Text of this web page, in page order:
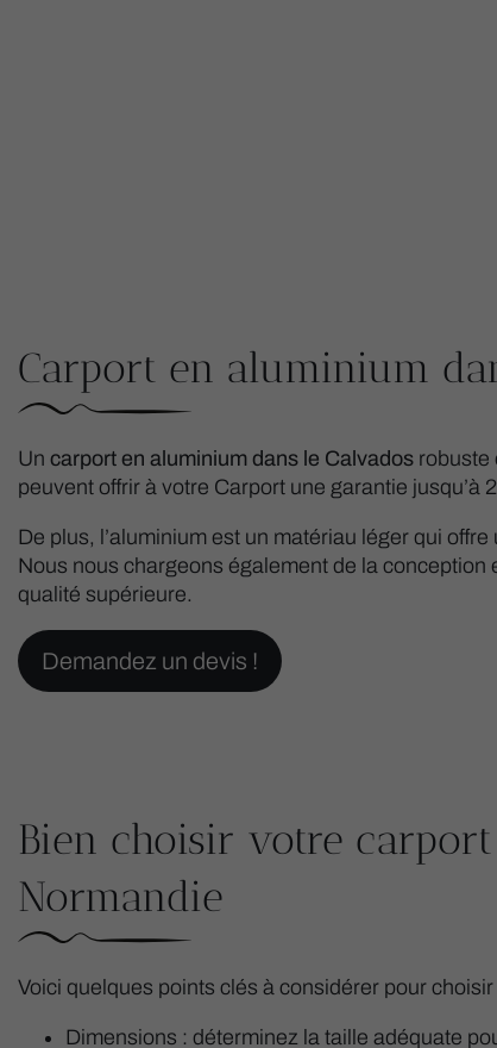
Carport en aluminium
Un carport en aluminium dans le Calvados robuste
peuvent offrir à votre Carport une garantie jusqu’à
De plus, l’aluminium est un matériau léger qui
Nous nous chargeons également de la conception
qualité supérieure.
Demandez un devis !
Bien choisir votre
Normandie
Voici quelques points clés à considérer pour
Dimensions : déterminez la taille adéquate